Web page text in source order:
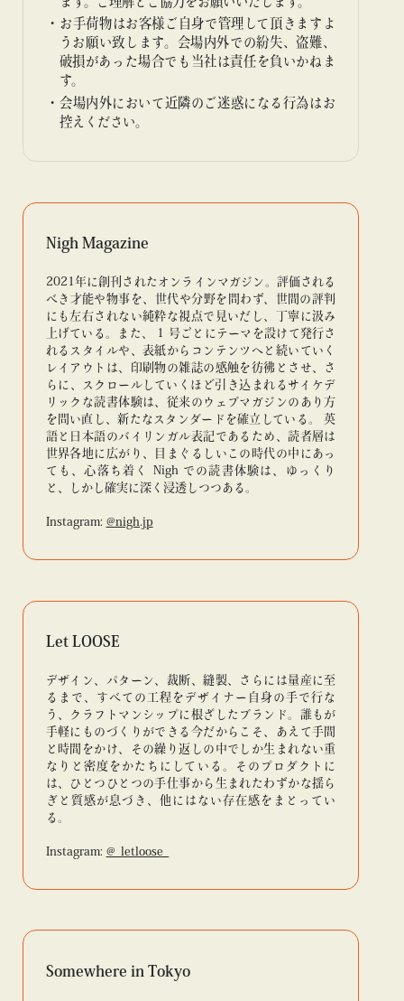
お手荷物はお客様ご自身で管理して頂きますよ
うお願い致します。会場内外での紛失、盗難、
破損があった場合でも当社は責任を負いかねま
す。
会場内外において近隣のご迷惑になる行為はお
控えください。
Nigh Magazine
2021年に創刊されたオンラインマガジン。評価される
べき才能や物事を、世代や分野を問わず、世間の評判
にも左右されない純粋な視点で見いだし、丁寧に汲み
上げている。また、 1 号ごとにテーマを設けて発行さ
れるスタイルや、表紙からコンテンツへと続いていく
レイアウトは、印刷物の雑誌の感触を彷彿とさせ、さ
らに、スクロールしていくほど引き込まれるサイケデ
リックな読書体験は、従来のウェブマガジンのあり方
を問い直し、新たなスタンダードを確立している。 英
語と日本語のバイリンガル表記であるため、読者層は
世界各地に広がり、目まぐるしいこの時代の中にあっ
ても、心落ち着く Nigh での読書体験は、ゆっくり
と、しかし確実に深く浸透しつつある。
Instagram: @nigh.jp
Let LOOSE
デザイン、パターン、裁断、縫製、さらには量産に至
るまで、すべての工程をデザイナー自身の手で行な
う、クラフトマンシップに根ざしたブランド。誰もが
手軽にものづくりができる今だからこそ、あえて手間
と時間をかけ、その繰り返しの中でしか生まれない重
なりと密度をかたちにしている。そのプロダクトに
は、ひとつひとつの手仕事から生まれたわずかな揺ら
ぎと質感が息づき、他にはない存在感をまとってい
る。
Instagram: @_letloose_
Somewhere in Tokyo